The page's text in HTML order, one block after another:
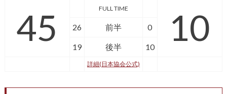
45 FULL TIME 10
26 前半 0
19 後半 10
詳細(日本協会公式)